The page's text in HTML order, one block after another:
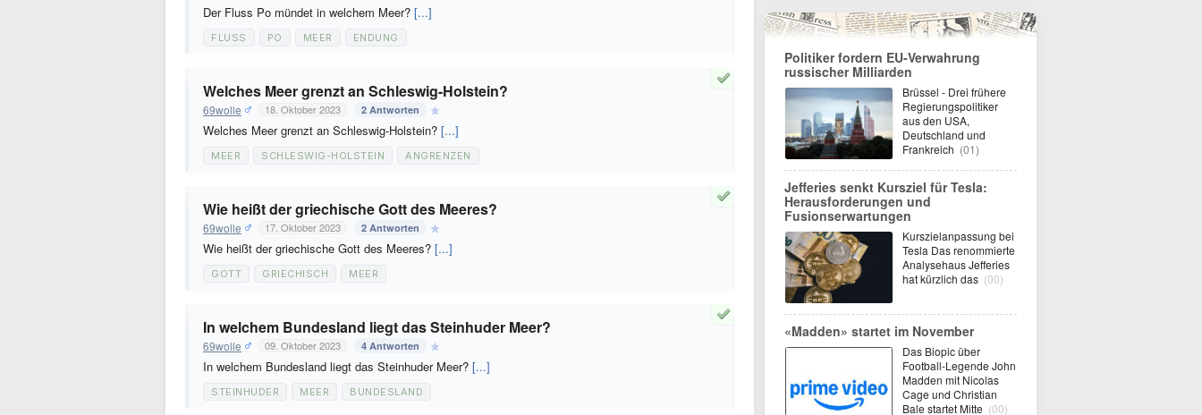
Der Fluss Po mündet in welchem Meer? [...]
FLUSS PO MEER ENDUNG
Welches Meer grenzt an Schleswig-Holstein?
69wolle 18. Oktober 2023 2 Antworten
Welches Meer grenzt an Schleswig-Holstein? [...]
MEER SCHLESWIG-HOLSTEIN ANGRENZEN
Wie heißt der griechische Gott des Meeres?
69wolle 17. Oktober 2023 2 Antworten
Wie heißt der griechische Gott des Meeres? [...]
GOTT GRIECHISCH MEER
In welchem Bundesland liegt das Steinhuder Meer?
69wolle 09. Oktober 2023 4 Antworten
In welchem Bundesland liegt das Steinhuder Meer? [...]
STEINHUDER MEER BUNDESLAND
Politiker fordern EU-Verwahrung
russischer Milliarden
Brüssel - Drei frühere
Regierungspolitiker
aus den USA,
Deutschland und
Frankreich (01)
Jefferies senkt Kursziel für Tesla:
Herausforderungen und
Fusionserwartungen
Kurszielanpassung bei
Tesla Das renommierte
Analysehaus Jefferies
hat kürzlich das (00)
«Madden» startet im November
Das Biopic über
Football-Legende John
Madden mit Nicolas
Cage und Christian
Bale startet Mitte (00)